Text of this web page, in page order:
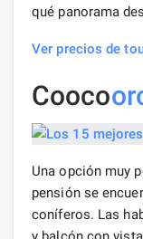
qué panorama
Ver precios de
Cooco
Una opción muy
pensión se
coníferos. Las